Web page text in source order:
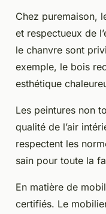
Chez puremaison,
et respectueux de
le chanvre sont
exemple, le bois
esthétique
Les peintures non
qualité de l’air
respectent les
sain pour toute la
En matière de
certifiés. Le